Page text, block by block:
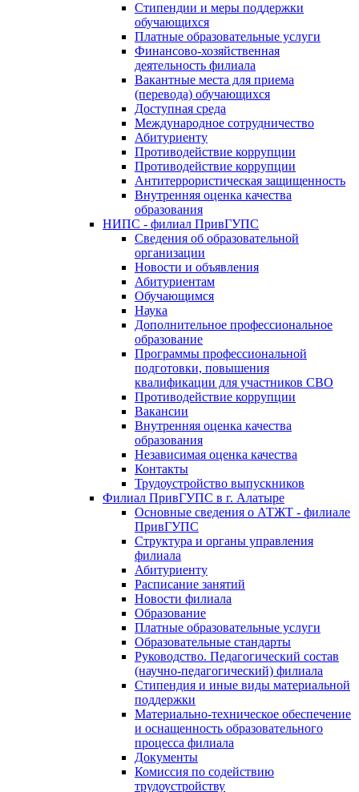
Стипендии и меры поддержки
обучающихся
Платные образовательные услуги
Финансово-хозяйственная
деятельность филиала
Вакантные места для приема
(перевода) обучающихся
Доступная среда
Международное сотрудничество
Абитуриенту
Противодействие коррупции
Противодействие коррупции
Антитеррористическая защищенность
Внутренняя оценка качества
образования
НИПС - филиал ПривГУПС
Cведения об образовательной
организации
Новости и объявления
Абитуриентам
Обучающимся
Наука
Дополнительное профессиональное
образование
Программы профессиональной
подготовки, повышения
квалификации для участников СВО
Противодействие коррупции
Вакансии
Внутренняя оценка качества
образования
Независимая оценка качества
Контакты
Трудоустройство выпускников
Филиал ПривГУПС в г. Алатыре
Основные сведения о АТЖТ - филиале
ПривГУПС
Структура и органы управления
филиала
Абитуриенту
Расписание занятий
Новости филиала
Образование
Платные образовательные услуги
Образовательные стандарты
Руководство. Педагогический состав
(научно-педагогический) филиала
Стипендия и иные виды материальной
поддержки
Материально-техническое обеспечение
и оснащенность образовательного
процесса филиала
Документы
Комиссия по содействию
трудоустройству